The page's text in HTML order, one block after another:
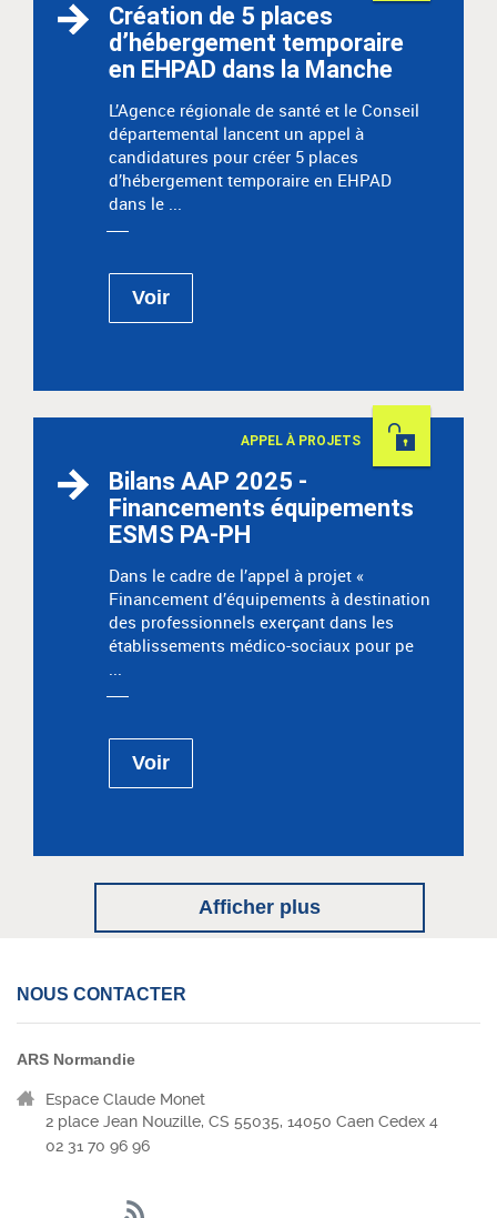
Création de 5 places
d’hébergement temporaire
en EHPAD dans la Manche
L’Agence régionale de santé et le Conseil
départemental lancent un appel à
candidatures pour créer 5 places
d’hébergement temporaire en EHPAD
dans le ...
Voir
Bilans AAP 2025 -
Financements équipements
ESMS PA-PH
APPEL À PROJETS Permanent
Dans le cadre de l’appel à projet «
Financement d’équipements à destination
des professionnels exerçant dans les
établissements médico-sociaux pour pe
Voir
Afficher plus
NOUS CONTACTER
ARS Normandie
Espace Claude Monet
2 place Jean Nouzille, CS 55035, 14050 Caen Cedex 4
02 31 70 96 96